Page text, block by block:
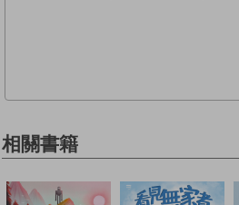
相關書籍